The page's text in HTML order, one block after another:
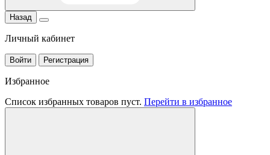
Назад
Личный кабинет
Войти Регистрация
Избранное
Список избранных товаров пуст. Перейти в избранное